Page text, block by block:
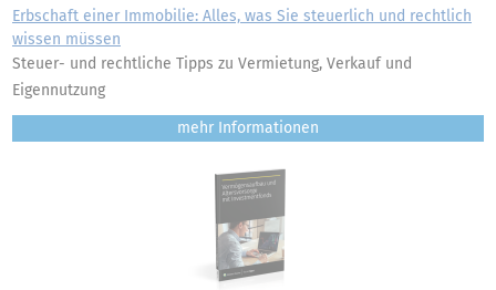
Erbschaft einer Immobilie: Alles, was Sie steuerlich und rechtlich
wissen müssen
Steuer- und rechtliche Tipps zu Vermietung, Verkauf und
Eigennutzung
mehr